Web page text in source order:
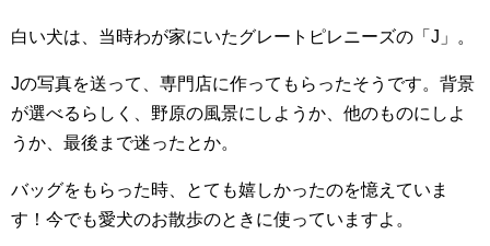
白い犬は、当時わが家にいたグレートピレニーズの「J」。
Jの写真を送って、専門店に作ってもらったそうです。背景
が選べるらしく、野原の風景にしようか、他のものにしよ
うか、最後まで迷ったとか。
バッグをもらった時、とても嬉しかったのを憶えていま
す！今でも愛犬のお散歩のときに使っていますよ。